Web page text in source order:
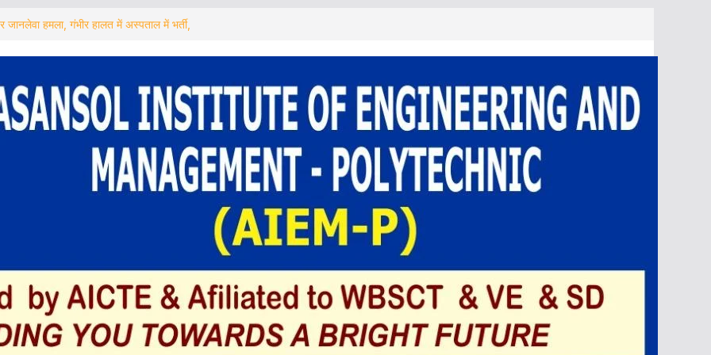
से जोड़ने की पहल आसनसोल जिला सुधारगृह में
शिविर का आयोजन
जांच में जुटी
गिरफ्तार ! अब बचे कितने
Asansol – MUMBAI को 3 दिन,
चलाने का भेजा प्रस्ताव
সংবর্ধনা অনুষ্ঠানে